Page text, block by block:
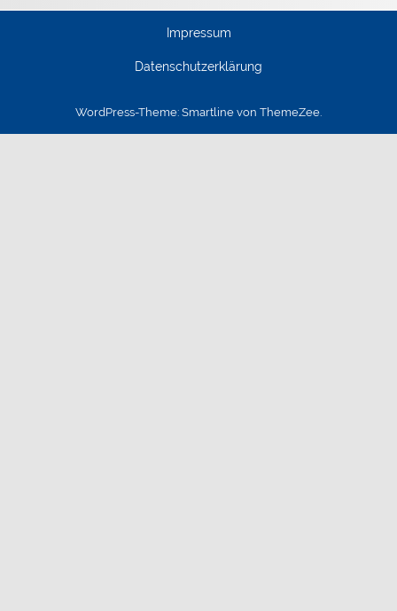
Impressum
Datenschutzerklärung
WordPress-Theme: Smartline von ThemeZee.